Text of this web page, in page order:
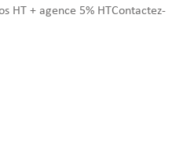
HT + agence 5% HTContactez-